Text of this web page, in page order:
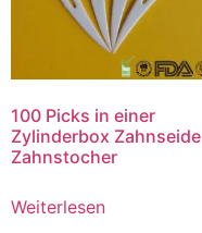
100 Picks in einer
Zylinderbox Zahnseide
Zahnstocher
Weiterlesen